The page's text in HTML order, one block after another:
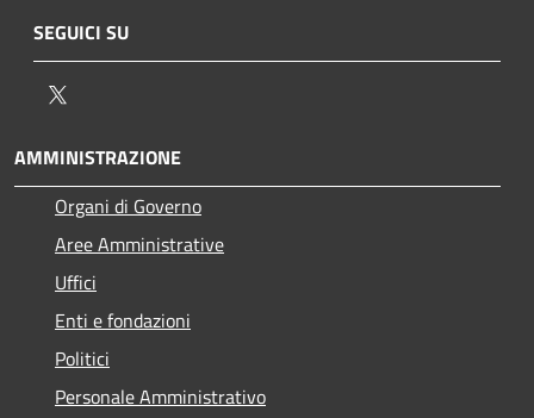
SEGUICI SU
AMMINISTRAZIONE
Organi di Governo
Aree Amministrative
Uffici
Enti e fondazioni
Politici
Personale Amministrativo